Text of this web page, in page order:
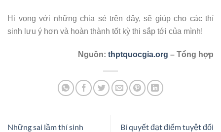
Hi vọng với những chia sẻ trên đây, sẽ giúp cho các thí
sinh lưu ý hơn và hoàn thành tốt kỳ thi sắp tới của mình!
Nguồn: thptquocgia.org – Tổng hợp
Những sai lầm thí sinh
Bí quyết đạt điểm tuyệt đối